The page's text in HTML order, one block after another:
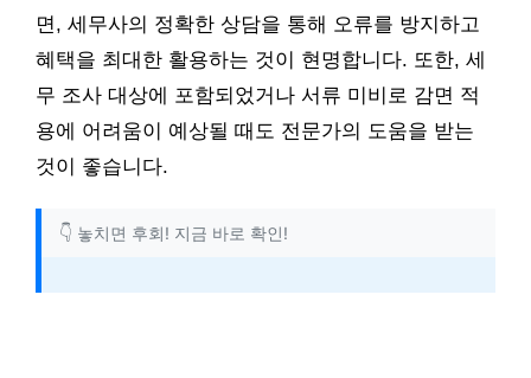
면, 세무사의 정확한 상담을 통해 오류를 방지하고
혜택을 최대한 활용하는 것이 현명합니다. 또한, 세
무 조사 대상에 포함되었거나 서류 미비로 감면 적
용에 어려움이 예상될 때도 전문가의 도움을 받는
것이 좋습니다.
👇 놓치면 후회! 지금 바로 확인!